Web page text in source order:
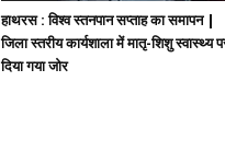
हाथरस : विश्व स्तनपान सप्ताह का समापन |
जिला स्तरीय कार्यशाला में मातृ-शिशु स्वास्थ्य
दिया गया जोर